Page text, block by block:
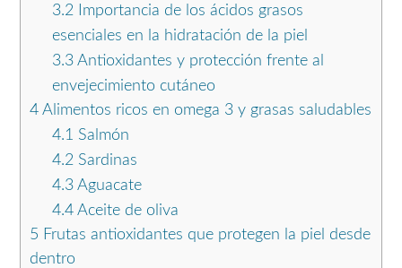
3.2Importancia de los ácidos grasos
esenciales en la hidratación de la piel
3.3Antioxidantes y protección frente al
envejecimiento cutáneo
4 Alimentos ricos en omega 3 y grasas saludables
4.1 Salmón
4.2Sardinas
4.3Aguacate
4.4Aceite de oliva
5 Frutas antioxidantes que protegen la piel desde
dentro